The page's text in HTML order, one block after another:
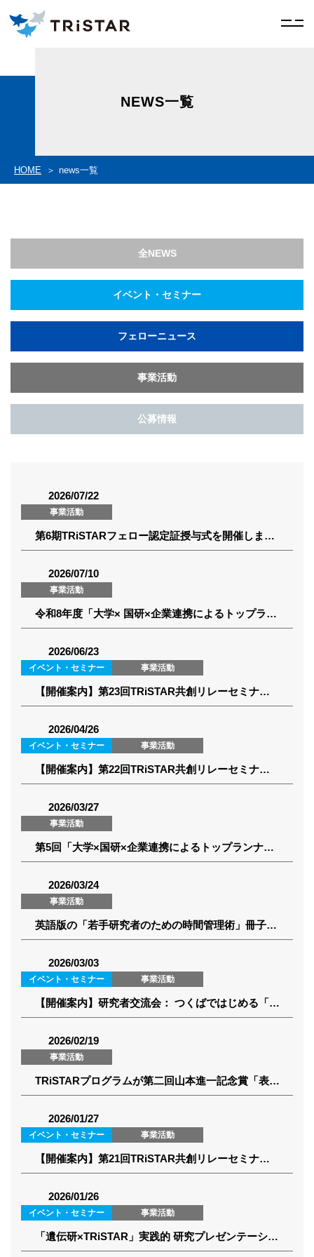
NEWS一覧
HOME news一覧
全NEWS
イベント・セミナー
フェローニュース
事業活動
公募情報
2026/07/22
事業活動
第6期TRiSTARフェロー認定証授与式を開催しました（2026年7月16日）
2026/07/10
事業活動
令和8年度「大学× 国研×企業連携によるトップランナー育成プログラム」育成対象者（第6期TRiSTARフェロー/プリフェロー）が認定されました
2026/06/23
イベント・セミナー 事業活動
【開催案内】第23回TRiSTAR共創リレーセミナー(2026年7月15日)
2026/04/26
イベント・セミナー 事業活動
【開催案内】第22回TRiSTAR共創リレーセミナー(2026年5月21日)
2026/03/27
事業活動
第5回「大学×国研×企業連携によるトップランナー育成プログラム（TRiSTAR）」 コンソーシアム総会を開催しました
2026/03/24
事業活動
英語版の「若手研究者のための時間管理術」冊子を作成しました
2026/03/03
イベント・セミナー 事業活動
【開催案内】研究者交流会： つくばではじめる「知」の創発と促発 ～基盤研究から大型研究へ～（2026年3月23日）
2026/02/19
事業活動
TRiSTARプログラムが第二回山本進一記念賞「表彰委員会特別賞」を受賞しました
2026/01/27
イベント・セミナー 事業活動
【開催案内】第21回TRiSTAR共創リレーセミナー(2026年2月18日)
2026/01/26
イベント・セミナー 事業活動
「遺伝研×TRiSTAR」実践的 研究プレゼンテーション講座（2025）（2026年2月2日月-13日金、オンデマンド受講）